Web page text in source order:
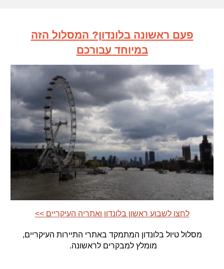
פעם ראשונה בלונדון? המסלול הזה
במיוחד עבורכם
<< לחצו לשבוע ראשון בלונדון ואתריה העיקריים
מסלול טיול בלונדון המתמקד באתרי התיירות העיקריים,
מומלץ למבקרים לראשונה.